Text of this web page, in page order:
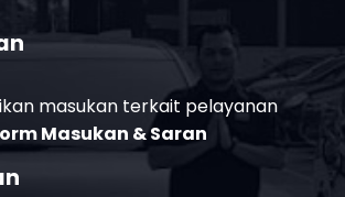
masukan terkait pelayanan
Masukan & Saran